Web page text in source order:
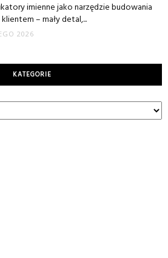
imienne jako narzędzie budowania
– mały detal,...
2026
KATEGORIE